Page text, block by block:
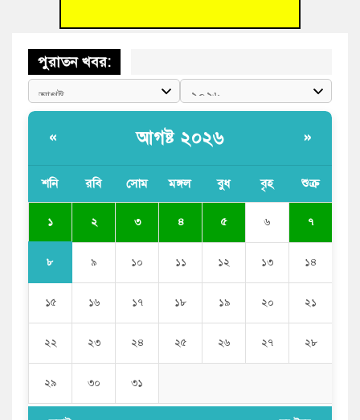
পুরাতন খবর:
« আগষ্ট ২০২৬ »
শনি রবি সোম মঙ্গল বুধ বৃহ শুক্র
১ ২ ৩ ৪ ৫ ৬ ৭
৮ ৯ ১০ ১১ ১২ ১৩ ১৪
১৫ ১৬ ১৭ ১৮ ১৯ ২০ ২১
২২ ২৩ ২৪ ২৫ ২৬ ২৭ ২৮
২৯ ৩০ ৩১